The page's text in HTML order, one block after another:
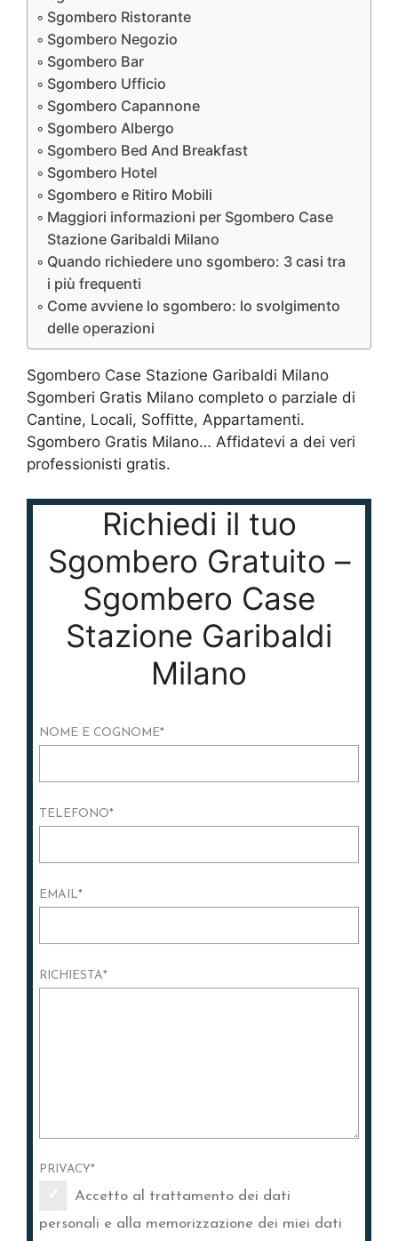
Sgombero Ristorante
Sgombero Negozio
Sgombero Bar
Sgombero Ufficio
Sgombero Capannone
Sgombero Albergo
Sgombero Bed And Breakfast
Sgombero Hotel
Sgombero e Ritiro Mobili
Maggiori informazioni per Sgombero Case
Stazione Garibaldi Milano
Quando richiedere uno sgombero: 3 casi tra
i più frequenti
Come avviene lo sgombero: lo svolgimento
delle operazioni
Sgombero Case Stazione Garibaldi Milano
Sgomberi Gratis Milano completo o parziale di
Cantine, Locali, Soffitte, Appartamenti.
Sgombero Gratis Milano… Affidatevi a dei veri
professionisti gratis.
Richiedi il tuo
Sgombero Gratuito –
Sgombero Case
Stazione Garibaldi
Milano
NOME E COGNOME*
TELEFONO*
EMAIL*
RICHIESTA*
PRIVACY*
Accetto al trattamento dei dati
personali e alla memorizzazione dei miei dati